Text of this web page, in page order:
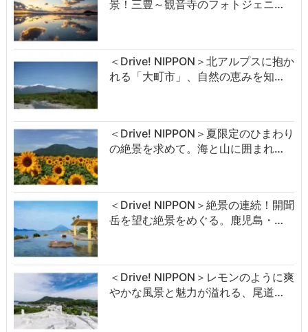
景！三豊～観音寺のフォトジェニ…
＜Drive! NIPPON＞北アルプスに抱か
れる「大町市」、自然の恵みを知…
＜Drive! NIPPON＞夏限定のひまわり
の絶景を求めて。海と山に囲まれ…
＜Drive! NIPPON＞絶景の連続！開聞
岳を望む絶景をめぐる。鹿児島・…
＜Drive! NIPPON＞レモンのように爽
やかな風景と魅力が溢れる、尾道…